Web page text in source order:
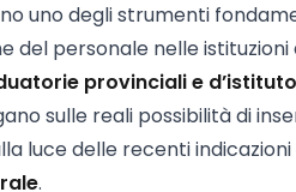
uno degli strumenti
del personale nelle
provinciali e
sulle reali possibilità di
luce delle recenti
.